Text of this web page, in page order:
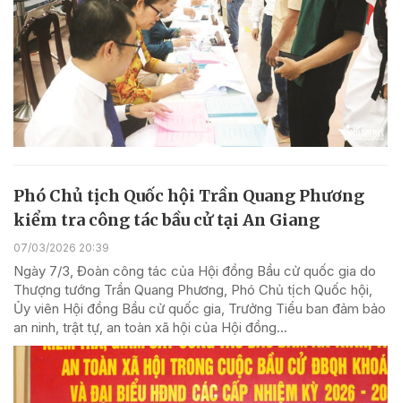
Phó Chủ tịch Quốc hội Trần Quang Phương
kiểm tra công tác bầu cử tại An Giang
07/03/2026 20:39
Ngày 7/3, Đoàn công tác của Hội đồng Bầu cử quốc gia do
Thượng tướng Trần Quang Phương, Phó Chủ tịch Quốc hội,
Ủy viên Hội đồng Bầu cử quốc gia, Trưởng Tiểu ban đảm bảo
an ninh, trật tự, an toàn xã hội của Hội đồng...